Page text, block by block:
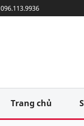
096.113.9936
Trang chủ